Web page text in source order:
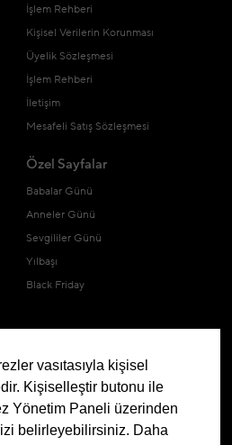
İşlem Rehberi
Kişisel Verilerin Korunması
Üyelik Sözleşmesi
İşlem Rehberi
İletişim
Mesafeli Satış Sözleşmesi
Özel Sayfalar
Babalar Günü
Anneler Günü
Sevgililer Günü
Yılbaşı
Black Friday
vasıtasıyla kişisel
Kişiselleştir butonu ile
Yönetim Paneli üzerinden
belirleyebilirsiniz. Daha